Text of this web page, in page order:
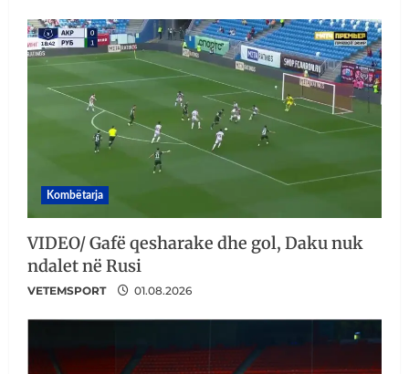
Kombëtarja
VIDEO/ Gafë qesharake dhe gol, Daku nuk
ndalet në Rusi
VETEMSPORT 01.08.2026